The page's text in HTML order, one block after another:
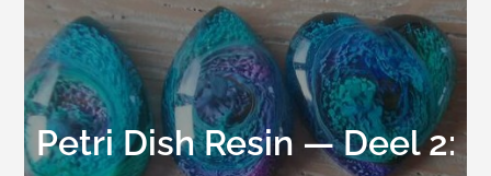
Petri Dish Resin — Deel 2: